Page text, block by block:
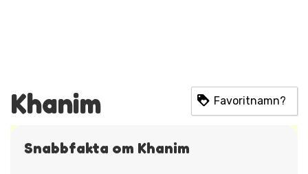
Khanim Favoritnamn?
Snabbfakta om Khanim